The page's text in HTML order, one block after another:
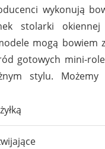
wykonują
stolarki
mogą bowiem
gotowych mini-
stylu. Możemy